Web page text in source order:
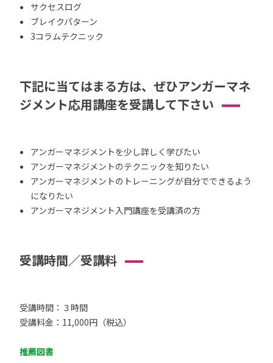
サクセスログ
ブレイクパターン
3コラムテクニック
下記に当てはまる方は、ぜひアンガーマネ
ジメント応用講座を受講して下さい
アンガーマネジメントを少し詳しく学びたい
アンガーマネジメントのテクニックを知りたい
アンガーマネジメントのトレーニングが自分でできるよう
になりたい
アンガーマネジメント入門講座を受講済の方
受講時間／受講料
受講時間：３時間
受講料金：11,000円（税込）
推薦図書